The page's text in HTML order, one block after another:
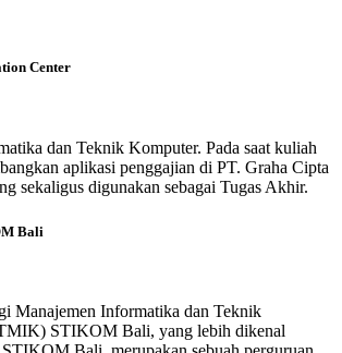
Center
dan Teknik Komputer. Pada saat kuliah
aplikasi penggajian di PT. Graha Cipta
sekaligus digunakan sebagai Tugas Akhir.
Bali
Manajemen Informatika dan Teknik
STIKOM Bali, yang lebih dikenal